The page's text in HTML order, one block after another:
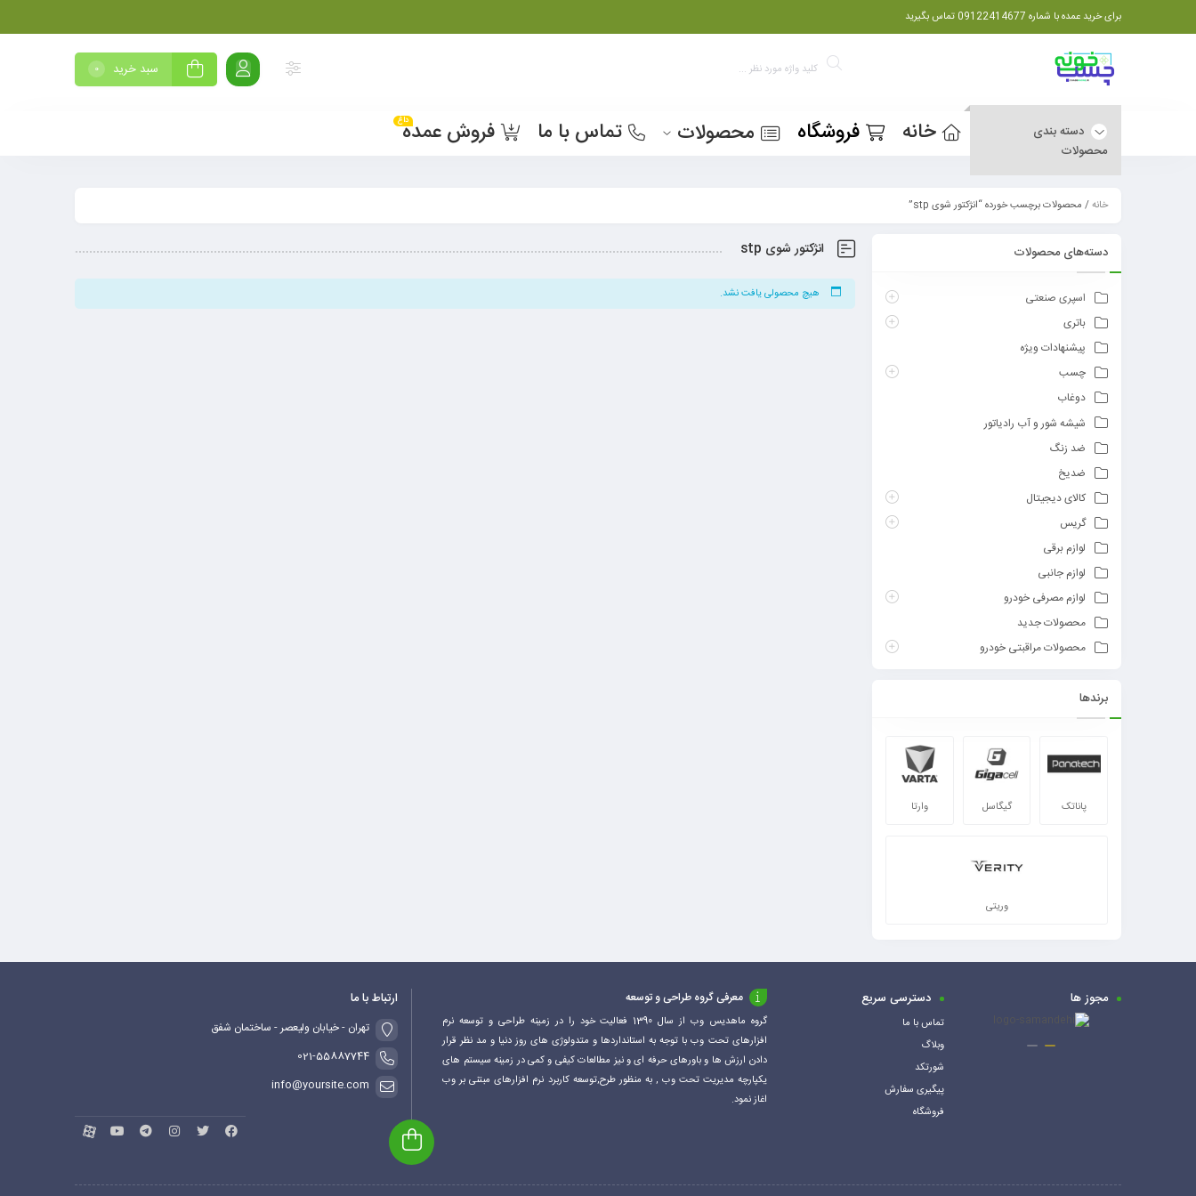
برای خرید عمده با شماره 09122414677 تماس بگیرید
سبد خرید 0
دسته بندی
محصولات
خانه فروشگاه محصولات تماس با ما فروش عمدهداغ
خانه/ محصولات برچسب خورده “انژکتور شوی stp”
انژکتور شوی stp
هیچ محصولی یافت نشد.
دسته‌های محصولات
اسپری صنعتی
باتری
پیشنهادات ویژه
چسب
دوغاب
شیشه شور و آب رادیاتور
ضد زنگ
ضدیخ
کالای دیجیتال
گریس
لوازم برقی
لوازم جانبی
لوازم مصرفی خودرو
محصولات جدید
محصولات مراقبتی خودرو
برندها
پاناتک گیگاسل وارتا
وریتی
مجوز ها دسترسی سریع
تماس با ما
وبلاگ
شورتکد
پیگیری سفارش
فروشگاه
معرفی گروه طراحی و توسعه
گروه ماهدیس وب از سال 1390 فعالیت خود را در زمینه طراحی و توسعه نرم
افزارهای تحت وب با توجه به استانداردها و متدولوژی های روز دنیا و مد نظر قرار
دادن ارزش ها و باورهای حرفه ای و نیز مطالعات کیفی و کمی در زمینه سیستم های
یکپارچه مدیریت تحت وب , به منظور طرح,توسعه کاربرد نرم افزارهای مبتنی بر وب
اغاز نمود.
ارتباط با ما
تهران - خیابان ولیعصر - ساختمان شفق
021-55887744
info@yoursite.com